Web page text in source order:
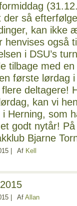
der så
kan ikke
henvises også
i DSU’s
tilbage med
første lørdag
deltagere!
kan vi
i Herning, som
godt nytår!
Bjarne
Af Kell
Af Allan